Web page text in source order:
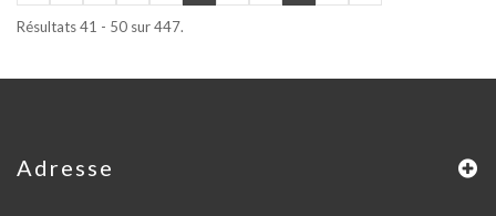
Résultats 41 - 50 sur 447.
Adresse